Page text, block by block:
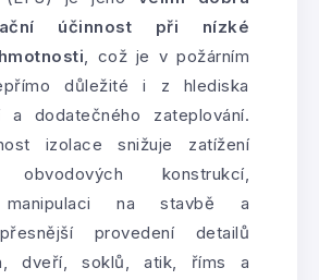
účinnost při nízké
, což je v požárním
důležité i z hlediska
a dodatečného zateplování.
izolace snižuje zatížení
obvodových konstrukcí,
manipulaci na stavbě a
provedení detailů
dveří, soklů, atik, říms a